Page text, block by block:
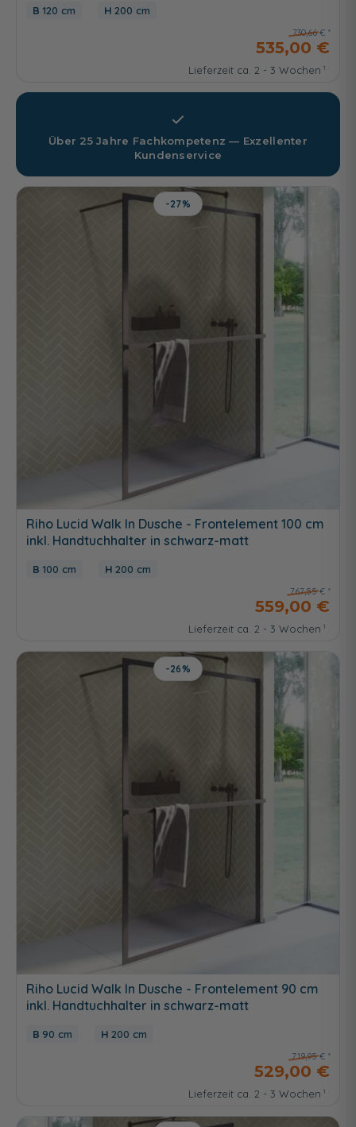
120 cm 200 cm
730,66 €
535,00 €
Lieferzeit ca. 2 - 3 Wochen
Über 25 Jahre Fachkompetenz — Exzellenter
Kundenservice
-27%
Riho Lucid Walk In Dusche - Frontelement 100 cm
inkl. Handtuchhalter in schwarz-matt
100 cm 200 cm
767,55 €
559,00 €
Lieferzeit ca. 2 - 3 Wochen
-26%
Riho Lucid Walk In Dusche - Frontelement 90 cm
inkl. Handtuchhalter in schwarz-matt
90 cm 200 cm
719,95 €
529,00 €
Lieferzeit ca. 2 - 3 Wochen